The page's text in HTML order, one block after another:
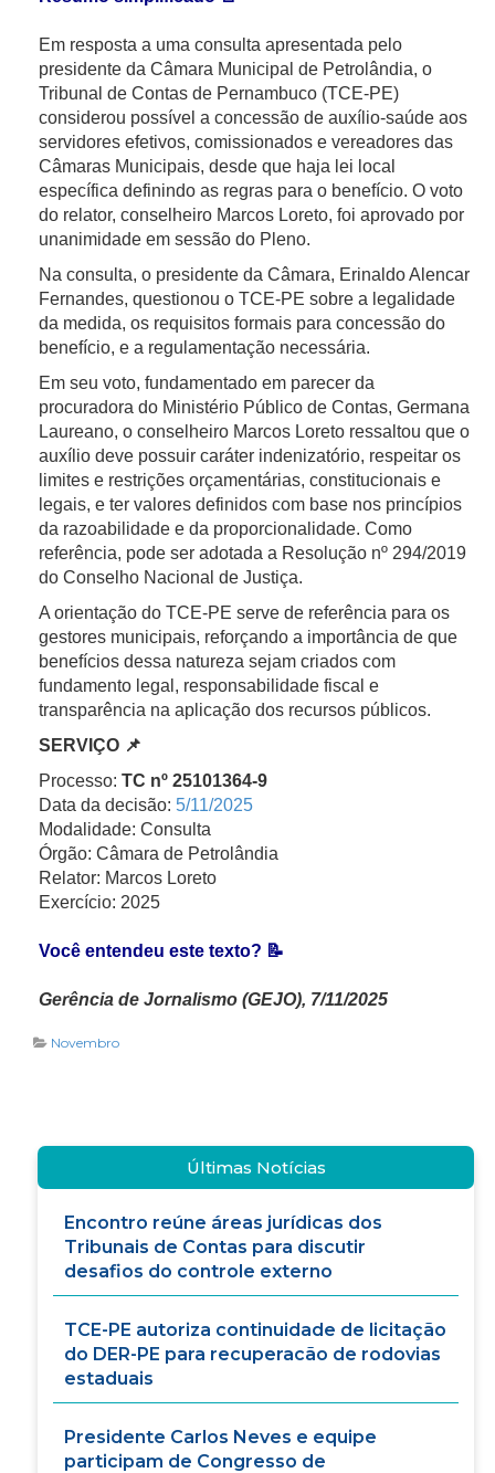
Em resposta a uma consulta apresentada pelo
presidente da Câmara Municipal de Petrolândia, o
Tribunal de Contas de Pernambuco (TCE-PE)
considerou possível a concessão de auxílio-saúde aos
servidores efetivos, comissionados e vereadores das
Câmaras Municipais, desde que haja lei local
específica definindo as regras para o benefício. O voto
do relator, conselheiro Marcos Loreto, foi aprovado por
unanimidade em sessão do Pleno.
Na consulta, o presidente da Câmara, Erinaldo Alencar
Fernandes, questionou o TCE-PE sobre a legalidade
da medida, os requisitos formais para concessão do
benefício, e a regulamentação necessária.
Em seu voto, fundamentado em parecer da
procuradora do Ministério Público de Contas, Germana
Laureano, o conselheiro Marcos Loreto ressaltou que o
auxílio deve possuir caráter indenizatório, respeitar os
limites e restrições orçamentárias, constitucionais e
legais, e ter valores definidos com base nos princípios
da razoabilidade e da proporcionalidade. Como
referência, pode ser adotada a Resolução nº 294/2019
do Conselho Nacional de Justiça.
A orientação do TCE-PE serve de referência para os
gestores municipais, reforçando a importância de que
benefícios dessa natureza sejam criados com
fundamento legal, responsabilidade fiscal e
transparência na aplicação dos recursos públicos.
SERVIÇO 📌
Processo: TC nº 25101364-9
Data da decisão: 5/11/2025
Modalidade: Consulta
Órgão: Câmara de Petrolândia
Relator: Marcos Loreto
Exercício: 2025
Você entendeu este texto? 📝
Gerência de Jornalismo (GEJO), 7/11/2025
Novembro
Últimas Notícias
Encontro reúne áreas jurídicas dos
Tribunais de Contas para discutir
desafios do controle externo
TCE-PE autoriza continuidade de licitação
do DER-PE para recuperacão de rodovias
estaduais
Presidente Carlos Neves e equipe
participam de Congresso de